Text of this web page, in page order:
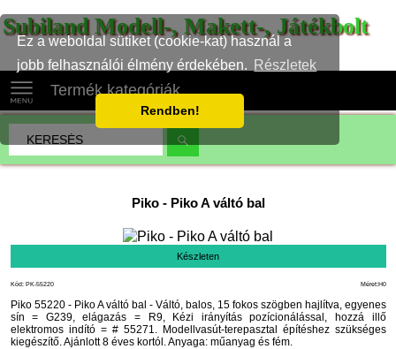
Ez a weboldal sütiket (cookie-kat) használ a
jobb felhasználói élmény érdekében.
Részletek
Rendben!
Subiland Modell-, Makett-, Játékbolt
Termék kategóriák
Piko- Piko A váltó bal
Készleten
Méret:H0
Kód: PK-55220
Piko 55220 - Piko A váltó bal - Váltó, balos, 15 fokos szögben hajlítva, egyenes
sín = G239, elágazás = R9, Kézi irányítás pozícionálással, hozzá illő
elektromos indító = # 55271. Modellvasút-terepasztal építéshez szükséges
kiegészítő. Ajánlott 8 éves kortól. Anyaga: műanyag és fém.